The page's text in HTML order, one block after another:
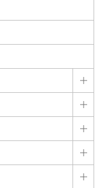
詳
詳
詳
詳
詳